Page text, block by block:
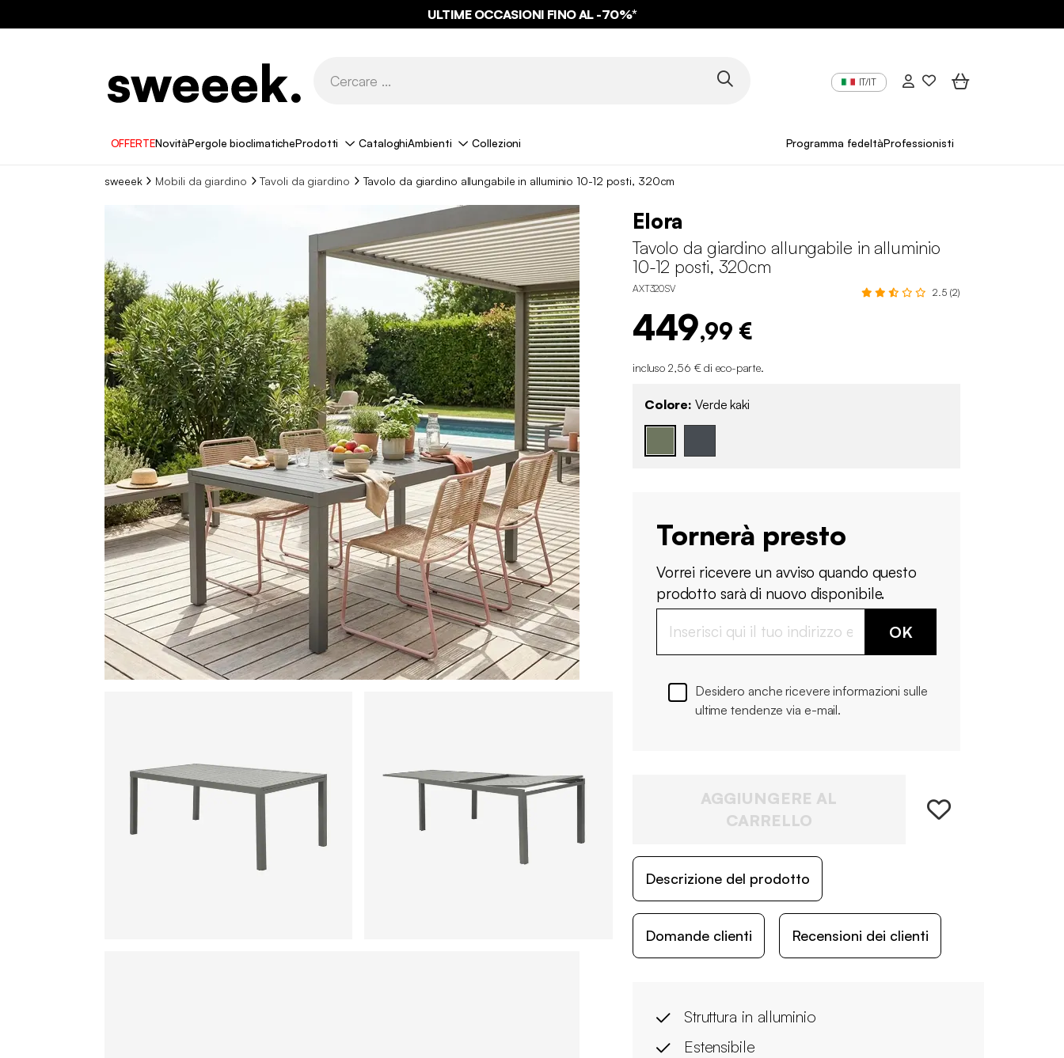
ULTIME OCCASIONI FINO AL -70%*
PAGA IN 3X SENZA INTERESSI
IT/IT
OFFERTENovitàPergole bioclimaticheProdotti CataloghiAmbienti Collezioni Programma fedeltàProfessionisti
sweeek Mobili da giardino Tavoli da giardino Tavolo da giardino allungabile in alluminio 10-12 posti, 320cm
Elora
Tavolo da giardino allungabile in alluminio
10-12 posti, 320cm
AXT320SV 2.5 (2)
449,99 €
incluso 2,56 € di eco-parte.
Colore: Verde kaki
Tornerà presto
Vorrei ricevere un avviso quando questo
prodotto sarà di nuovo disponibile.
OK
Desidero anche ricevere informazioni sulle
ultime tendenze via e-mail.
AGGIUNGERE AL
CARRELLO
Descrizione del prodotto
Domande clienti Recensioni dei clienti
Struttura in alluminio
Estensibile